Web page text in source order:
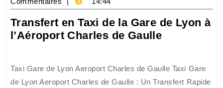
2025
Transfert en Taxi de la Gare de Lyon à
l’Aéroport Charles de GaulleTransfert
de
Taxi Gare de Lyon Aeroport Charles de Gaulle Taxi Gare
de Lyon Aeroport Charles de Gaulle : Un Transfert Rapide